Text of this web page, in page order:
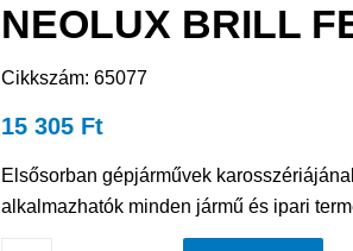
NEOLUX BRILL
Cikkszám: 65077
15 305 Ft
Elsősorban gépjárművek
alkalmazhatók minden jármű és ipari